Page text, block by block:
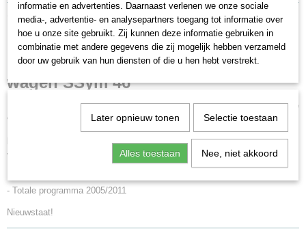
EAN code
~400188348676
Productcode leverancier
H0 (1:87)
Omschrijving
Märklin 48676 DB Zware lasten
wagen SSym 46
Platte wagen SSym 46 van de Deutsche Bundesbahn (DB). Inzet bij grote
voertuigen en ladingen tot 80 t.
Belastbare draaistellen. Geschikt voor het transport van
vrachtwagens uit de museumwagen- sets vanaf 1991. Wig bijgesloten.
- Totale programma 2005/2011
Nieuwstaat!
informatie en advertenties. Daarnaast verlenen we onze sociale
media-, advertentie- en analysepartners toegang tot informatie over
hoe u onze site gebruikt. Zij kunnen deze informatie gebruiken in
combinatie met andere gegevens die zij mogelijk hebben verzameld
door uw gebruik van hun diensten of die u hen hebt verstrekt.
Later opnieuw tonen Selectie toestaan
Alles toestaan Nee, niet akkoord